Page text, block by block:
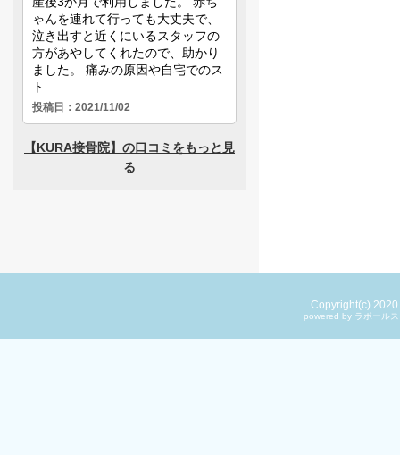
Copyright(c) 2020
powered by ラポール